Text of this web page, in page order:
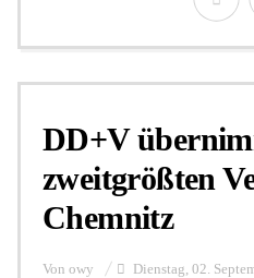
DD+V
zweitgrößten
Chemnitz
Von owy Dienstag, 02.